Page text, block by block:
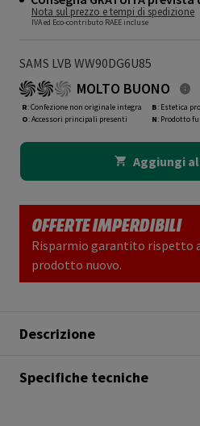
Nota sul prezzo e tempi di spedizione
IVA ed Eco-contributo RAEE incluse
SAMS LVB WW90DG6U85
MOLTO BUONO
R: Confezione non originale integra
O: Accessori principali presenti
B: Estetica
N: Prodotto
Aggiungi
OFFERTE IMPERDIBILI
Risparmio garantito rispetto
prodotto nuovo.
Descrizione
Specifiche tecniche